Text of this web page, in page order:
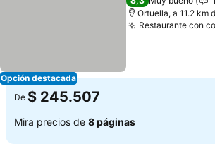
Opción destacada
Ortuella, a 11.2 km
Restaurante con
De $ 245.507
Mira precios de 8 páginas